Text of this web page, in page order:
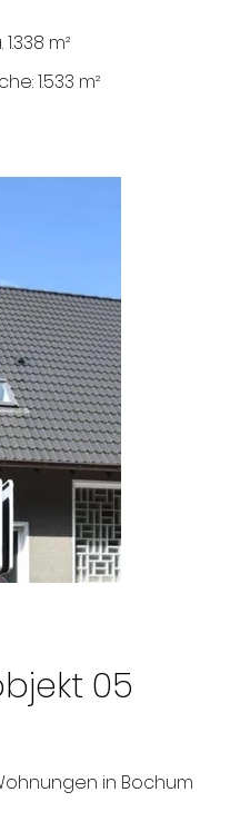
m²
1.533 m²
05
in Bochum